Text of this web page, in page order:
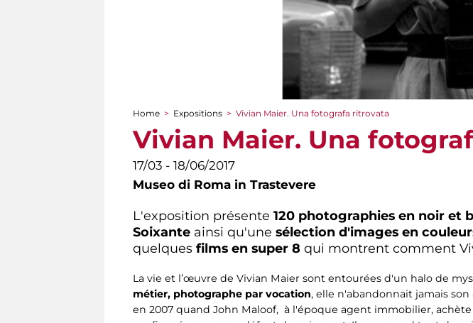
You are here
Home > Expositions > Vivian Maier. Una fotografa ritrovata
Vivian Maier. Una
17/03 - 18/06/2017
Museo di Roma in Trastevere
L'exposition présente 120 photographies en noir et
Soixante ainsi qu'une sélection d'images en
quelques films en super 8 qui montrent comment
La vie et l’œuvre de Vivian Maier sont entourées d'un halo de
métier, photographe par vocation, elle n'abandonnait jamais
en 2007 quand John Maloof, à l'époque agent immobilier,